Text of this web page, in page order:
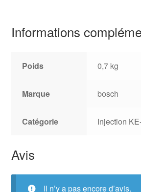
Informations
Poids 0,7 kg
Marque bosch
Catégorie Injection
Avis
Il n’y a pas encore d’avis.